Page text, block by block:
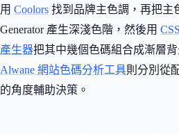
用 Coolors 找到品牌主色調，再把主
Generator 產生深淺色階，然後用
產生器把其中幾個色碼組合成漸層背
Alwane 網站色碼分析工具則分別從
的角度輔助決策。